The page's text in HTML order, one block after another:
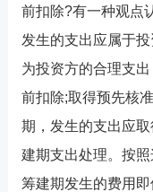
前扣除?有一种观点
发生的支出应属于
为投资方的合理支
前扣除;取得预先核
期，发生的支出应
建期支出处理。按
筹建期发生的费用